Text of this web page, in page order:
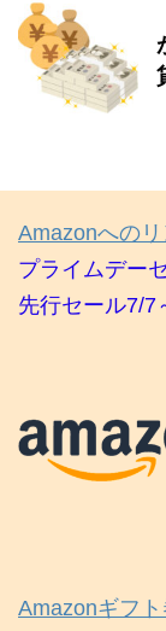
Amazonへのリ
プライムデー
先行セール7/7
Amazonギフ